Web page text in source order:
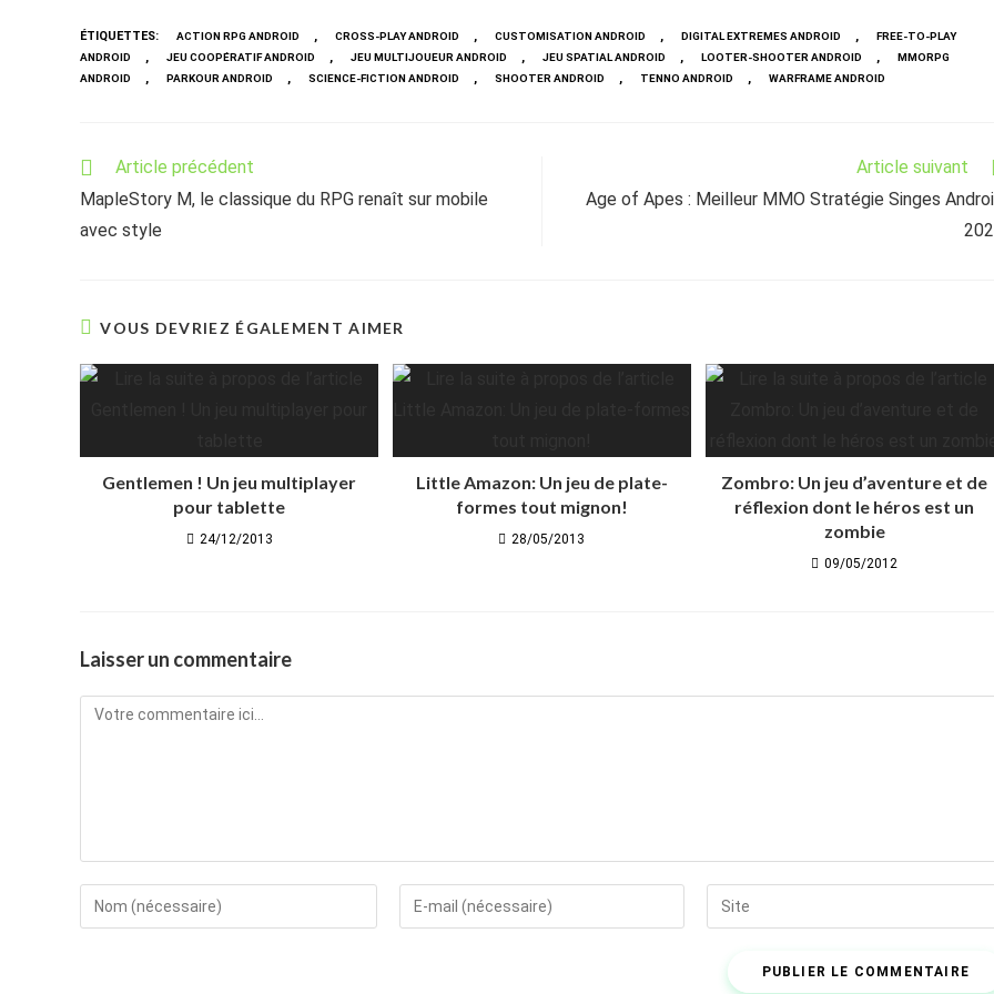
ÉTIQUETTES: ACTION RPG ANDROID , CROSS-PLAY ANDROID , CUSTOMISATION ANDROID , DIGITAL EXTREMES ANDROID ,
FREE-TO-PLAY
ANDROID
, JEU COOPÉRATIF ANDROID , JEU MULTIJOUEUR ANDROID , JEU SPATIAL ANDROID , LOOTER-SHOOTER ANDROID ,
MMORPG
ANDROID
, PARKOUR ANDROID , SCIENCE-FICTION ANDROID , SHOOTER ANDROID , TENNO ANDROID , WARFRAME ANDROID
Read
articles
Article précédent
MapleStory M, le classique du RPG renaît sur mobile
avec style
Article suivant
Age of Apes : Meilleur MMO Stratégie Singes
VOUS DEVRIEZ ÉGALEMENT AIMER
Gentlemen ! Un jeu multiplayer
pour tablette
24/12/2013
Little Amazon: Un jeu de plate-
formes tout mignon!
28/05/2013
Zombro: Un jeu d’aventure et de
réflexion dont le héros est un
zombie
09/05/2012
Laisser un commentaire
Comment
Enter
your
Enter
your
Saisir
l’URL
votre